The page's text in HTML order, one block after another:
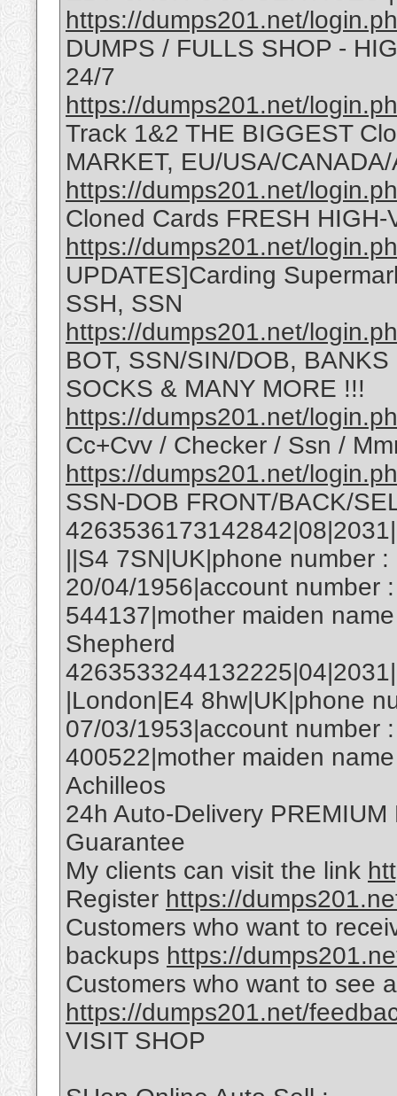
https://dumps201.net/
DUMPS / FULLS SHOP -
24/7
https://dumps201.net/
Track 1&2 THE BIGGEST
MARKET, EU/USA/
https://dumps201.net/
Cloned Cards FRESH
https://dumps201.net/
UPDATES]Carding
SSH, SSN
https://dumps201.net/
BOT, SSN/SIN/DOB,
SOCKS & MANY MORE !!!
https://dumps201.net/
Cc+Cvv / Checker / Ssn /
https://dumps201.net/
SSN-DOB FRONT/BACK/
||S4 7SN|UK|phone number
20/04/1956|account number
544137|mother maiden
Shepherd
|London|E4 8hw|UK|phone
07/03/1953|account number
400522|mother maiden
Achilleos
24h Auto-Delivery
Guarantee
My clients can visit the link
Register https://
Customers who want to
backups https://
Customers who want to see
https://dumps201.net/
VISIT SHOP